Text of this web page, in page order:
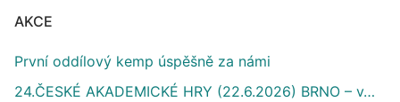
AKCE
První oddílový kemp úspěšně za námi
24.ČESKÉ AKADEMICKÉ HRY (22.6.2026) BRNO – v…